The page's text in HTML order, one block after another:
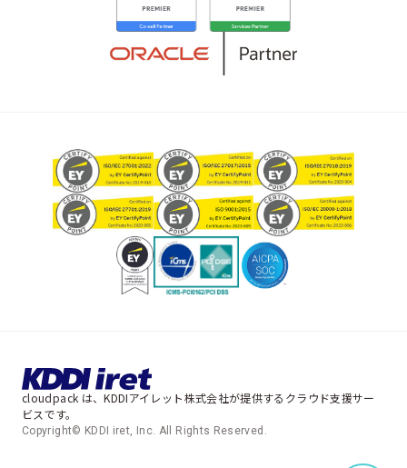
cloudpack は、KDDIアイレット株式会社が提供するクラウド支援サー
ビスです。
Copyright© KDDI iret, Inc. All Rights Reserved.